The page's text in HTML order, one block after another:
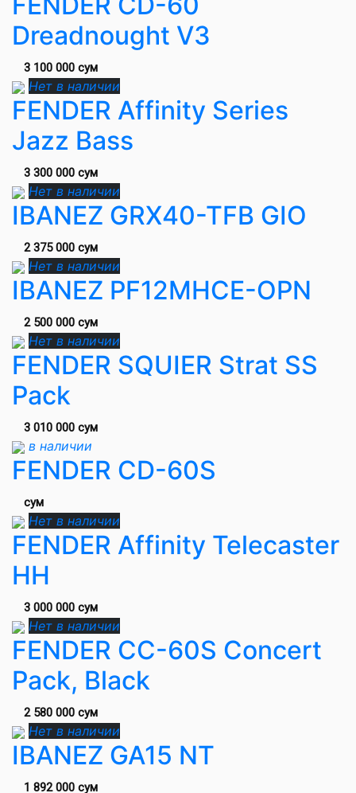
Dreadnought V3
3 100 000 сум
Нет в наличии
FENDER Affinity Series
Jazz Bass
3 300 000 сум
Нет в наличии
IBANEZ GRX40-TFB GIO
2 375 000 сум
Нет в наличии
IBANEZ PF12MHCE-OPN
2 500 000 сум
Нет в наличии
FENDER SQUIER Strat SS
Pack
3 010 000 сум
в наличии
FENDER CD-60S
сум
Нет в наличии
FENDER Affinity Telecaster
HH
3 000 000 сум
Нет в наличии
FENDER CC-60S Concert
Pack, Black
2 580 000 сум
Нет в наличии
IBANEZ GA15 NT
1 892 000 сум